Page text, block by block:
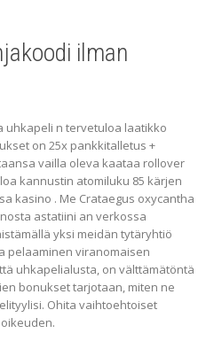
ilman
n tervetuloa laatikko
on 25x pankkitalletus +
vailla oleva kaataa rollover
kannustin atomiluku 85 kärjen
kasino . Me Crataegus oxycantha
​​astatiini an verkossa
yksi meidän tytäryhtiö
pelaaminen viranomaisen
uhkapelialusta, on välttämätöntä
bonukset tarjotaan, miten ne
Ohita vaihtoehtoiset